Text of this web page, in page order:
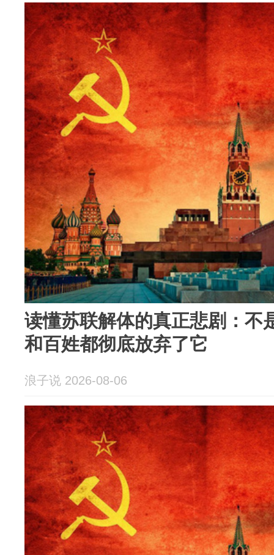
读懂苏联解体的真正悲剧：不
和百姓都彻底放弃了它
浪子说 2026-08-06